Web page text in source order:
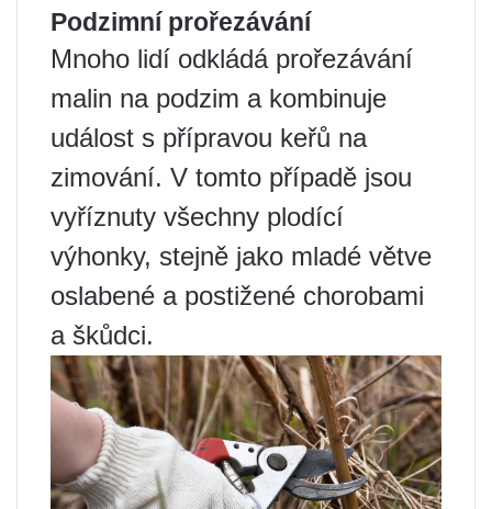
Podzimní prořezávání
Mnoho lidí odkládá prořezávání
malin na podzim a kombinuje
událost s přípravou keřů na
zimování. V tomto případě jsou
vyříznuty všechny plodící
výhonky, stejně jako mladé větve
oslabené a postižené chorobami
a škůdci.